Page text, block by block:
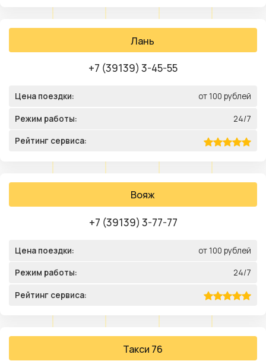
Лань
+7 (39139) 3-45-55
Цена поездки: от 100 рублей
Режим работы: 24/7
Рейтинг сервиса:
Вояж
+7 (39139) 3-77-77
Цена поездки: от 100 рублей
Режим работы: 24/7
Рейтинг сервиса:
Такси 76